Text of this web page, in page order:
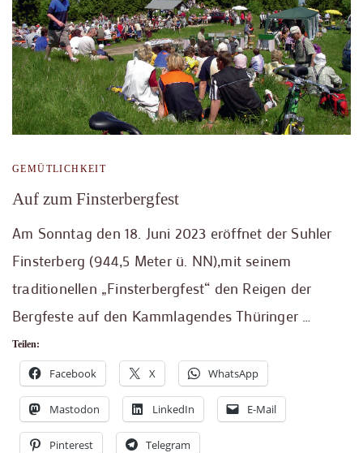
GEMÜTLICHKEIT
Auf zum Finsterbergfest
Am Sonntag den 18. Juni 2023 eröffnet der Suhler
Finsterberg (944,5 Meter ü. NN),mit seinem
traditionellen „Finsterbergfest“ den Reigen der
Bergfeste auf den Kammlagendes Thüringer …
Teilen:
Facebook X WhatsApp
Mastodon LinkedIn E-Mail
Pinterest Telegram